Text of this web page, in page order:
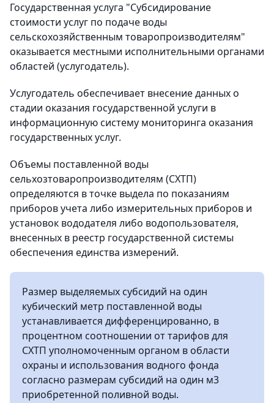
Государственная услуга "Субсидирование
стоимости услуг по подаче воды
сельскохозяйственным товаропроизводителям"
оказывается местными исполнительными органами
областей (услугодатель).
Услугодатель обеспечивает внесение данных о
стадии оказания государственной услуги в
информационную систему мониторинга оказания
государственных услуг.
Объемы поставленной воды
сельхозтоваропроизводителям (СХТП)
определяются в точке выдела по показаниям
приборов учета либо измерительных приборов и
установок вододателя либо водопользователя,
внесенных в реестр государственной системы
обеспечения единства измерений.
Размер выделяемых субсидий на один
кубический метр поставленной воды
устанавливается дифференцированно, в
процентном соотношении от тарифов для
СХТП уполномоченным органом в области
охраны и использования водного фонда
согласно размерам субсидий на один м3
приобретенной поливной воды.